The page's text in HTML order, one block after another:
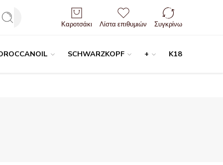
Είσοδος / Εγγραφή
Καροτσάκι Λίστα επιθυμιών Συγκρίνω
SCHWARZKOPF + K18